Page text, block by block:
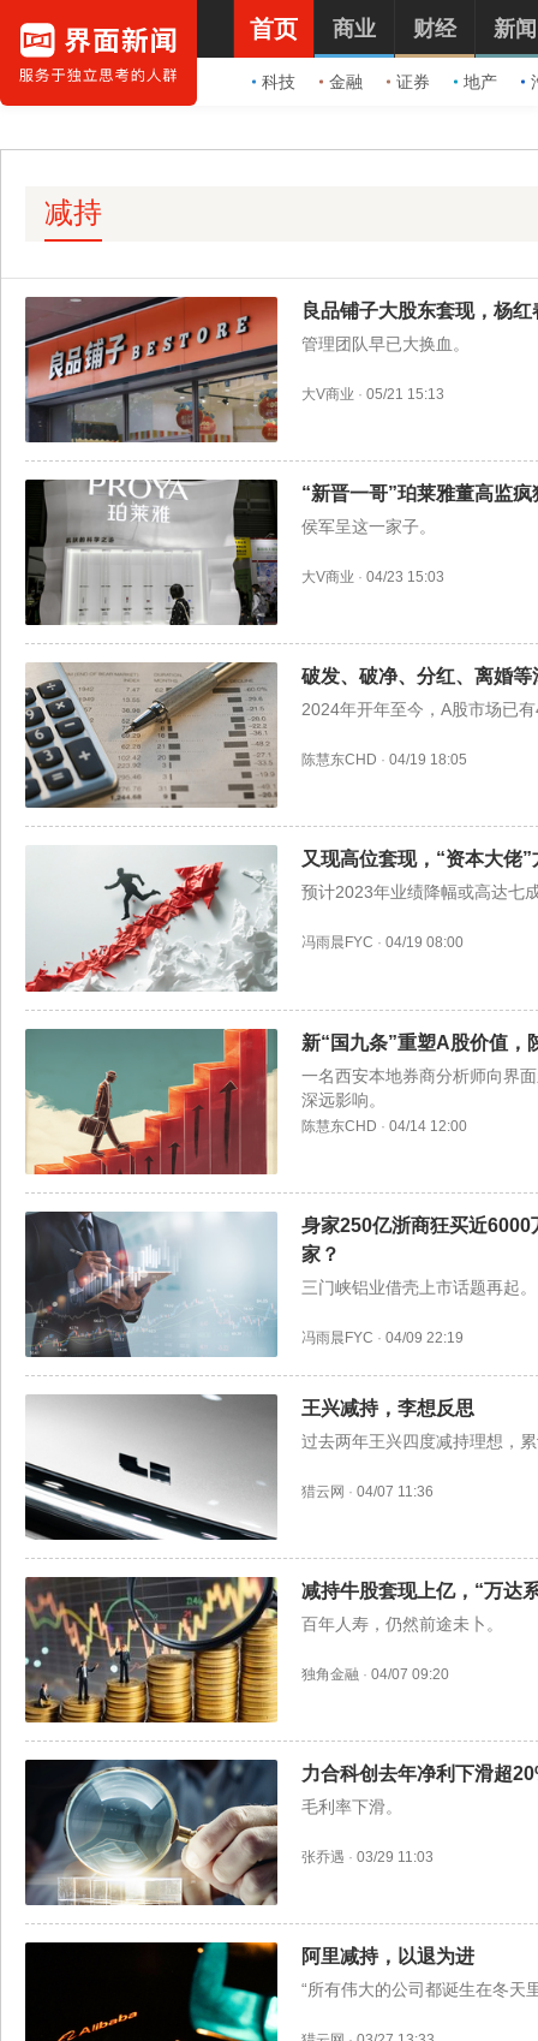
首页
科技 金融 证券 地产
商业 财经 新闻
减持
良品铺子大股东套现，杨
管理团队早已大换血。
大V商业 · 05/21 15:13
“新晋一哥”珀莱雅董高监疯
侯军呈这一家子。
大V商业 · 04/23 15:03
破发、破净、分红、离婚
2024年开年至今，A股市场已
陈慧东CHD · 04/19 18:05
又现高位套现，“资本大佬
预计2023年业绩降幅或高达七
冯雨晨FYC · 04/19 08:00
新“国九条”重塑A股价值，
一名西安本地券商分析师向界
深远影响。
陈慧东CHD · 04/14 12:00
身家250亿浙商狂买近
家？
三门峡铝业借壳上市话题再起。
冯雨晨FYC · 04/09 22:19
王兴减持，李想反思
过去两年王兴四度减持理想，
猎云网 · 04/07 11:36
减持牛股套现上亿，“万达
百年人寿，仍然前途未卜。
独角金融 · 04/07 09:20
力合科创去年净利下滑超
毛利率下滑。
张乔遇 · 03/29 11:03
阿里减持，以退为进
“所有伟大的公司都诞生在冬天